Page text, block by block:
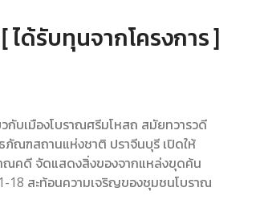
[ ได้รับทุนจากโครงการ ]
กับเมืองโบราณศรีมโหสถ สมัยทวารวดี
ณฑสถานแห่งชาติ ปราจีนบุรี เปิดให้
ณคดี จัดแสดงสิ่งของจากแหล่งขุดค้น
18 สะท้อนความเจริญของชุมชนโบราณ